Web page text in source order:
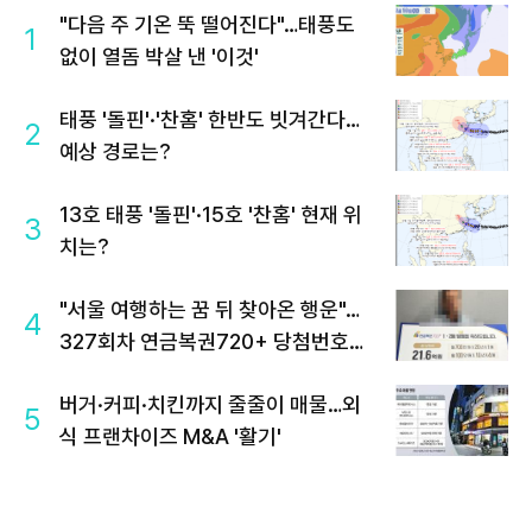
1
"다음 주 기온 뚝 떨어진다"…태풍도
없이 열돔 박살 낸 '이것'
2
태풍 '돌핀'·'찬홈' 한반도 빗겨간다…
예상 경로는?
3
13호 태풍 '돌핀'·15호 '찬홈' 현재 위
치는?
4
"서울 여행하는 꿈 뒤 찾아온 행운"…
327회차 연금복권720+ 당첨번호조
5
버거·커피·치킨까지 줄줄이 매물…외
식 프랜차이즈 M&A '활기'